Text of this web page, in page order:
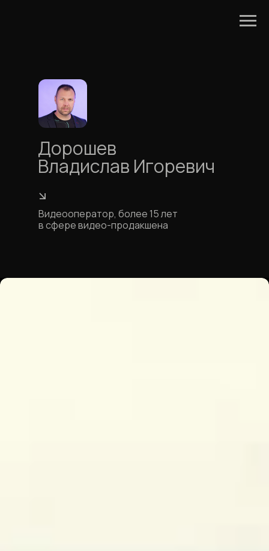
Дорошев
Владислав Игоревич
Видеооператор, более 15 лет
в сфере видео-продакшена